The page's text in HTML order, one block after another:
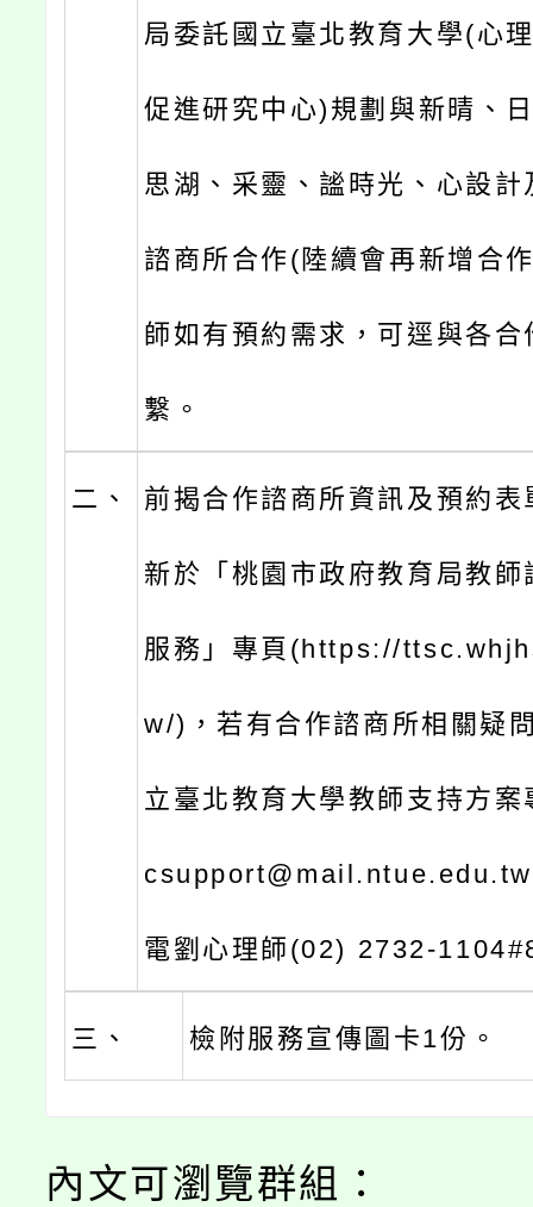
局委託國立臺北教育大學(心
促進研究中心)規劃與新晴、
思湖、采靈、謐時光、心設
諮商所合作(陸續會再新增合
師如有預約需求，可逕與各合
繫。
二、 前揭合作諮商所資訊及預約
新於「桃園市政府教育局教
服務」專頁(https://
w/)，若有合作諮商所相關疑
立臺北教育大學教師支持方
電劉心理師(02) 2732-
三、 檢附服務宣傳圖卡1份。
內文可瀏覽群組：